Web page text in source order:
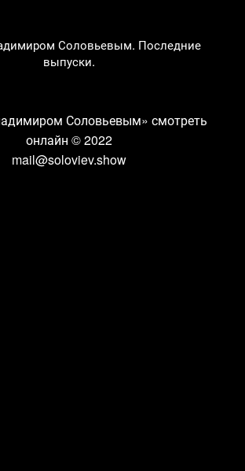
Соловьевым. Последние
выпуски.
Соловьевым» смотреть
онлайн © 2022
mail@soloviev.show